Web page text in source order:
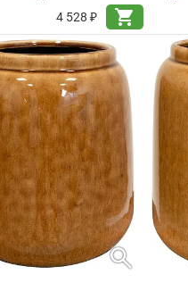
4 528 ₽
shopping_cart
search